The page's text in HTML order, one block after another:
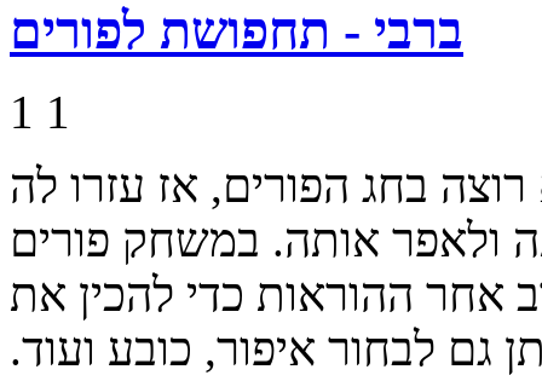
ברבי - תחפושת לפורים
1 1
בחג הפורים, אז עזרו לה
ולאפר אותה. במשחק פורים
אחר ההוראות כדי להכין את
גם לבחור איפור, כובע ועוד.